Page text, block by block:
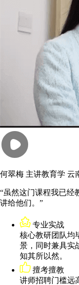
何翠梅 主讲教育学 云
“虽然这门课程我已经
讲给他们。”
专业实战
核心教研团队均
景，同时兼具实
知其所以然。
擅考擅教
讲师招聘门槛远